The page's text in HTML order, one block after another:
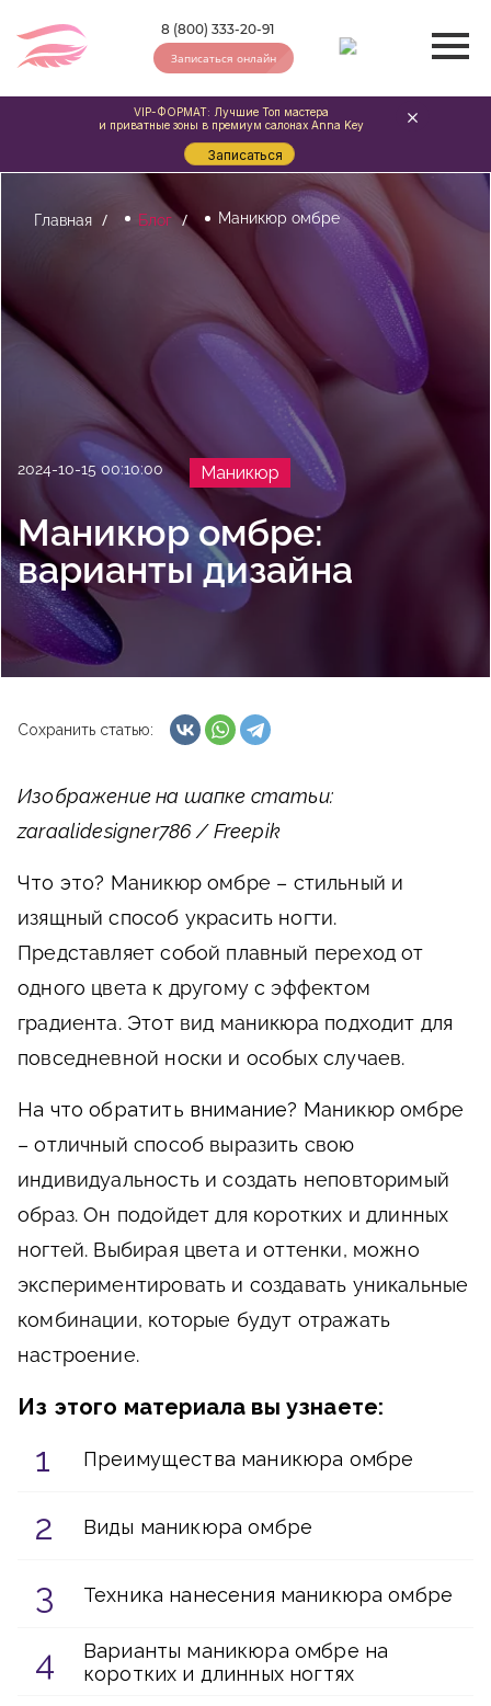
8 (800) 333-20-91
Записаться онлайн
Главная Блог Маникюр омбре
2024-10-15 00:10:00 Маникюр
Маникюр омбре:
варианты дизайна
Сохранить статью:
Изображение на шапке статьи:
zaraalidesigner786 / Freepik
Что это? Маникюр омбре – стильный и
изящный способ украсить ногти.
Представляет собой плавный переход от
одного цвета к другому с эффектом
градиента. Этот вид маникюра подходит для
повседневной носки и особых случаев.
На что обратить внимание? Маникюр омбре
– отличный способ выразить свою
индивидуальность и создать неповторимый
образ. Он подойдет для коротких и длинных
ногтей. Выбирая цвета и оттенки, можно
экспериментировать и создавать уникальные
комбинации, которые будут отражать
настроение.
Из этого материала вы узнаете:
Преимущества маникюра омбре
Виды маникюра омбре
Техника нанесения маникюра омбре
Варианты маникюра омбре на
коротких и длинных ногтях
VIP-ФОРМАТ: Лучшие Топ мастера
и приватные зоны в премиум салонах Anna Key
Записаться